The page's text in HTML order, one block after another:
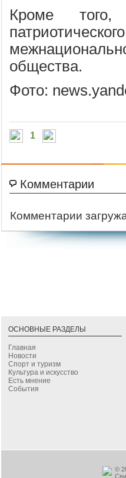
Кроме
общества.
Фото:
1
Комментарии
Комментарии
ОСНОВНЫЕ РАЗДЕЛЫ
Главная
Новости
Спорт и туризм
Культура и искусство
Есть мнение
События
©